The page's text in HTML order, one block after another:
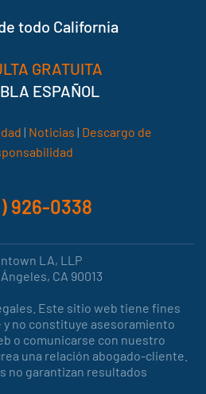
todo California
GRATUITA
ESPAÑOL
| Noticias | Descargo de
926-0338
LA, LLP
CA 90013
Este sitio web tiene fines
no constituye asesoramiento
o comunicarse con nuestro
una relación abogado-cliente.
no garantizan resultados